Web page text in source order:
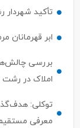
تأکید
ابر قهرمانان
بررسی
املاک در رشت
معرفی مستقیم ۵۰ نفر برتر به بازار